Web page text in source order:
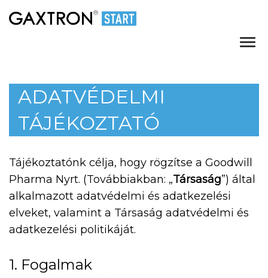
ADATVÉDELMI
TÁJÉKOZTATÓ
Tájékoztatónk célja, hogy rögzítse a Goodwill
Pharma Nyrt. (Továbbiakban: „Társaság”) által
alkalmazott adatvédelmi és adatkezelési
elveket, valamint a Társaság adatvédelmi és
adatkezelési politikáját.
1. Fogalmak